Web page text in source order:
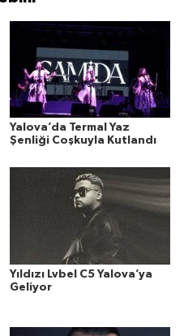
Yalova’da Termal Yaz
Şenliği Coşkuyla Kutlandı
Yıldızı Lvbel C5 Yalova’ya
Geliyor